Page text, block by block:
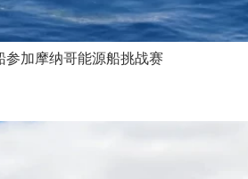
加摩纳哥能源船挑战赛